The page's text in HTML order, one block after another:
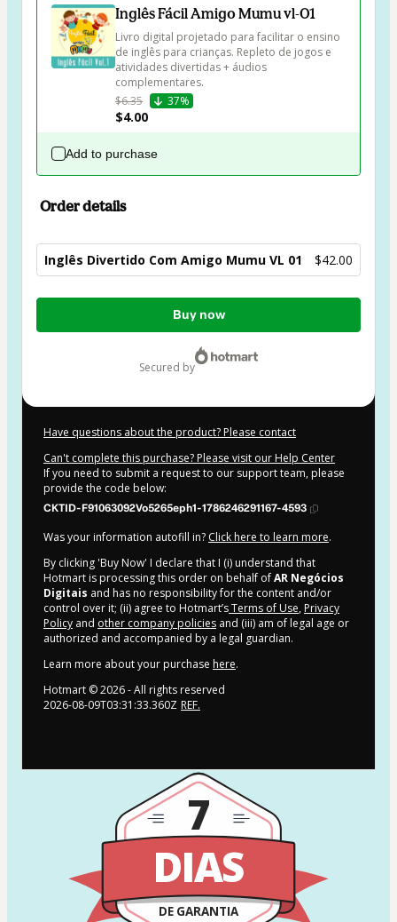
Inglês Fácil Amigo Mumu vl-01
Livro digital projetado para facilitar o ensino
de inglês para crianças. Repleto de jogos e
atividades divertidas + áudios
complementares.
$6.35
37%
$4.00
Add to purchase
Order details
Inglês Divertido Com Amigo Mumu VL 01 $42.00
Total
Buy now
secured by
Have questions about the product? Please contact
Can't complete this purchase? Please visit our Help Center
If you need to submit a request to our support team, please
provide the code below:
CKTID-F91063092Vo5265eph1-1786246291167-4593
Was your information autofill in? Click here to learn more.
By clicking 'Buy Now' I declare that I (i) understand that
Hotmart is processing this order on behalf ofAR Negócios
Digitais and has no responsibility for the content and/or
control over it; (ii) agree to Hotmart’sTerms of Use, Privacy
Policy and other company policies and (iii) am of legal age or
authorized and accompanied by a legal guardian.
Learn more about your purchase here.
Hotmart ©2026- All rights reserved
2026-08-09T03:31:33.360Z REF.
DIAS
DE GARANTIA
7